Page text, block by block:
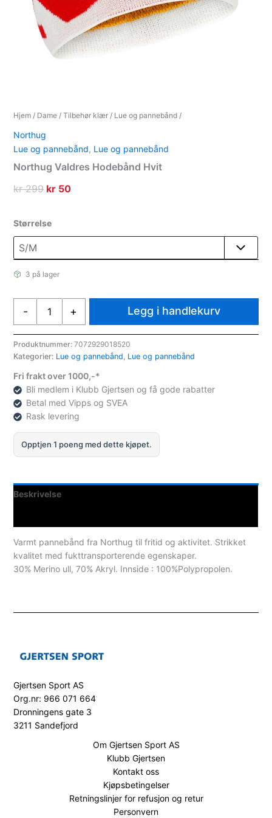
Hjem / Dame /Tilbehør klær / Lue og pannebånd /
Northug
Lue og pannebånd, Lue og pannebånd
Northug Valdres Hodebånd Hvit
kr299 Opprinnelig
var:
kr 299.
kr 50Nåværende
kr 50.
Størrelse
3 på lager
-
Hvit
antall
+ Legg i handlekurv
Produktnummer:7072929018520
Kategorier: Lue og pannebånd, Lue og pannebånd
Fri frakt over 1000,-*
Bli medlem i Klubb Gjertsen og få gode rabatter
Betal med Vipps og SVEA
Rask levering
Opptjen 1 poeng med dette kjøpet.
Beskrivelse
Varmt pannebånd fra Northug til fritid og aktivitet. Strikket
kvalitet med fukttransporterende egenskaper.
30% Merino ull, 70% Akryl. Innside : 100%Polypropolen.
Gjertsen Sport AS
Org.nr: 966 071 664
Dronningens gate 3
3211 Sandefjord
Om Gjertsen Sport AS
Klubb Gjertsen
Kontakt oss
Kjøpsbetingelser
Retningslinjer for refusjon og retur
Personvern